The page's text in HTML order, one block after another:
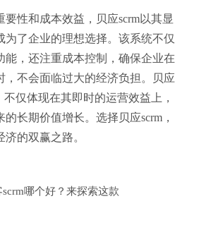
性和成本效益，贝应scrm以其显
为了企业的理想选择。该系统不仅
能，还注重成本控制，确保企业在
，不会面临过大的经济负担。贝应
不仅体现在其即时的运营效益上，
长期价值增长。选择贝应scrm，
的双赢之路。
哪个好？来探索这款